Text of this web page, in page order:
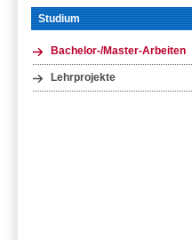
Studium
Bachelor-/Master-Arbeiten
Lehrprojekte